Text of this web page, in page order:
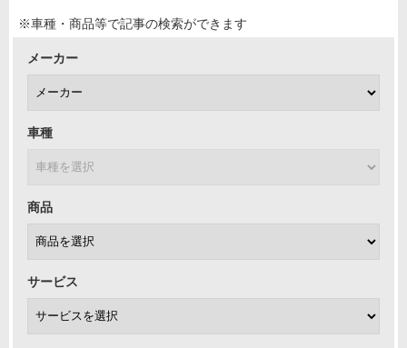
※車種・商品等で記事の検索ができます
メーカー
車種
商品
サービス